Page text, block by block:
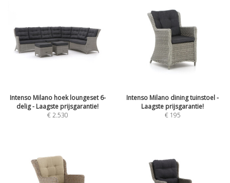
Intenso Milano hoek loungeset 6-
delig - Laagste prijsgarantie!
€2.530
Intenso Milano dining tuinstoel -
Laagste prijsgarantie!
€ 195